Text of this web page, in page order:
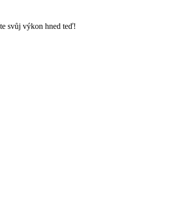
svůj výkon hned teď!